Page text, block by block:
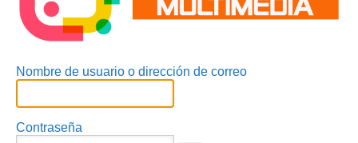
Nombre de usuario o dirección de correo
Contraseña